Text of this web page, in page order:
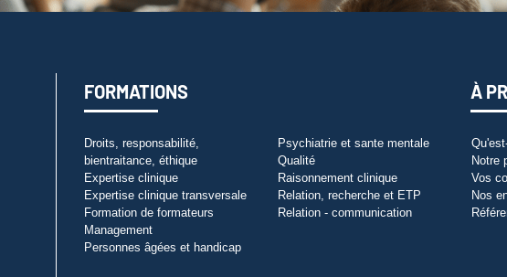
FORMATIONS À
Droits, responsabilité,
bientraitance, éthique
Expertise clinique
Expertise clinique transversale
Formation de formateurs
Management
Personnes âgées et handicap
Psychiatrie et sante mentale
Qualité
Raisonnement clinique
Relation, recherche et ETP
Relation - communication
Notre
Vos
Nos